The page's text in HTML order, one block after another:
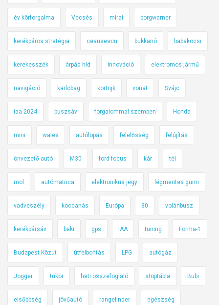
év körforgalma Vecsés mirai borgwarner
kerékpáros stratégia ceausescu bukkanó babakocsi
kerekesszék árpád híd innováció elektromos jármű
navigáció karlobag kortrijk vonat Svájc
iaa 2024 buszsáv forgalommal szemben Honda
mini wales autólopás felelősség felújítás
önvezető autó M30 ford focus kár tél
mol autómatrica elektronikus jegy légmentes gumi
vadveszély koccanás Európa 30 volánbusz
kerékpársáv baki gps IAA tuning Forma-1
Budapest Közút útfelbontás LPG autógáz
Jogger tükör heti összefoglaló stoptábla Bubi
elsőbbség jövőautó rangefinder egészség